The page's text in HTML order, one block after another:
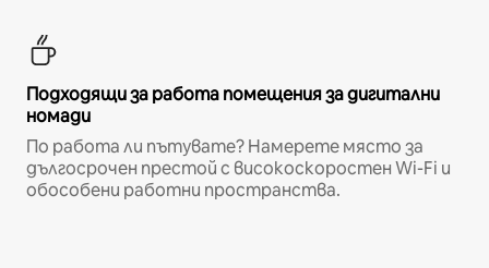
Подходящи за работа помещения за дигитални
номади
По работа ли пътувате? Намерете място за
дългосрочен престой с високоскоростен Wi-Fi и
обособени работни пространства.